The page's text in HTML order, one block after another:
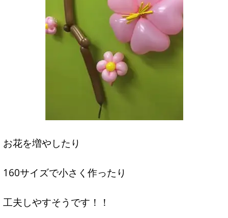
お花を増やしたり
160サイズで小さく作ったり
工夫しやすそうです！！